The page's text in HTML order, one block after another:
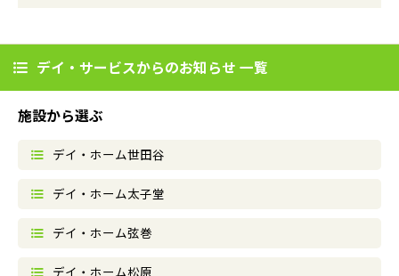
デイ・サービスからのお知らせ 一覧
施設から選ぶ
デイ・ホーム世田谷
デイ・ホーム太子堂
デイ・ホーム弦巻
デイ・ホーム松原